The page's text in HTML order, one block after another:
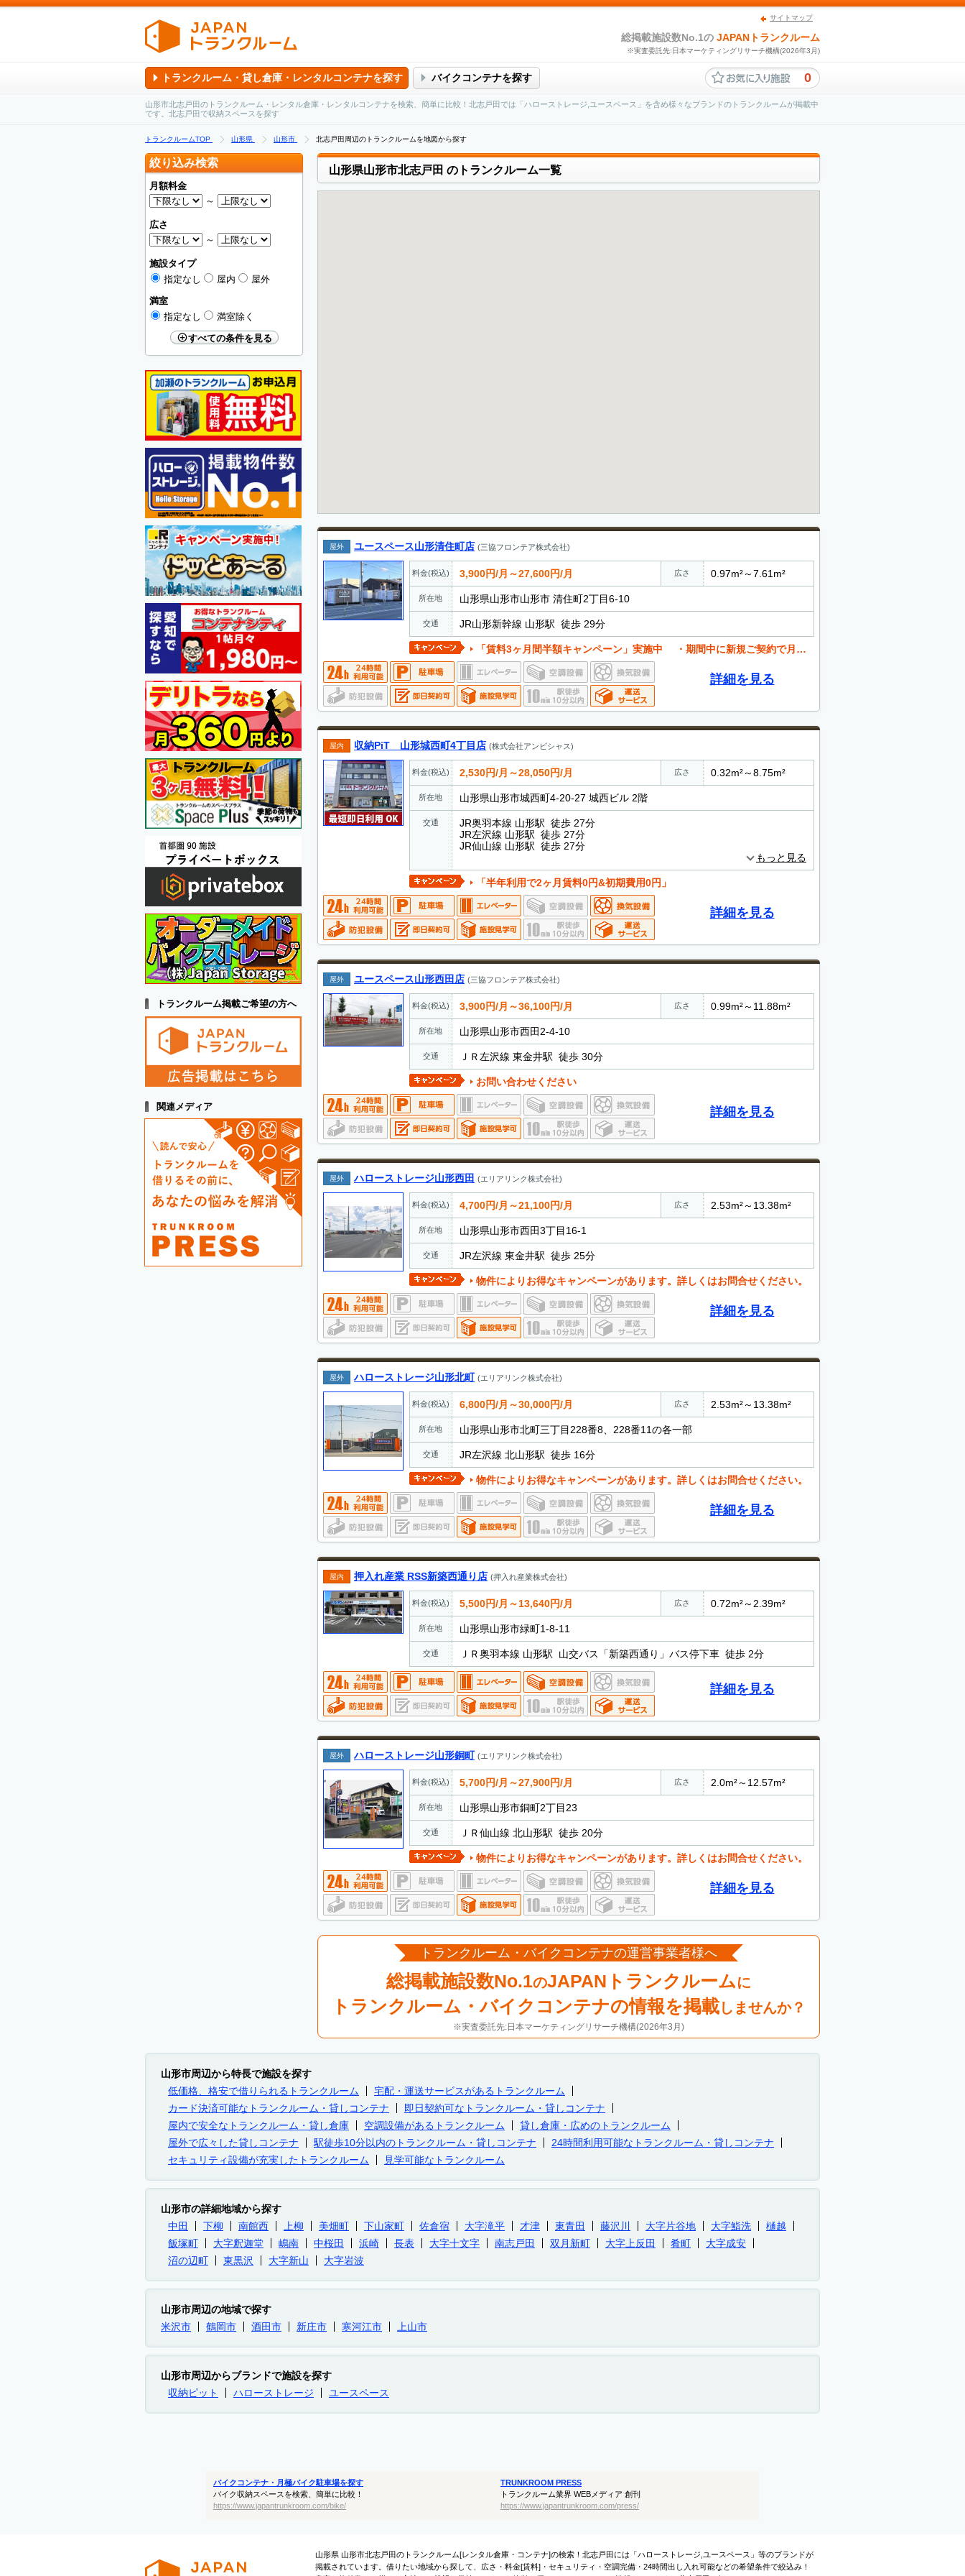
サイトマップ
総掲載施設数No.1の JAPANトランクルーム
※実査委託先:日本マーケティングリサーチ機構(2026年3月)
トランクルーム・貸し倉庫・レンタルコンテナを探す バイクコンテナを探す 0
山形市北志戸田のトランクルーム・レンタル倉庫・レンタルコンテナを検索、簡単に比較！北志戸田では「ハローストレージ,ユースペース」を含め様々なブランドのトランクルームが掲載中
です。北志戸田で収納スペースを探す
トランクルームTOP 山形県 山形市 北志戸田周辺のトランクルームを地図から探す
山形県山形市北志戸田 のトランクルーム一覧
屋外 ユースペース山形清住町店 (三協フロンテア株式会社)
料金(税込) 3,900円/月～27,600円/月 広さ 0.97m²～7.61m²
所在地 山形県山形市山形市 清住町2丁目6-10
交通 JR山形新幹線 山形駅 徒歩 29分
「賃料3ヶ月間半額キャンペーン」実施中 ・期間中に新規ご契約で月額賃料が半額、初めてご利用の方も安心です
詳細を見る
屋内 収納PiT 山形城西町4丁目店 (株式会社アンビシャス)
料金(税込) 2,530円/月～28,050円/月 広さ 0.32m²～8.75m²
所在地 山形県山形市城西町4-20-27 城西ビル 2階
交通
JR奥羽本線 山形駅 徒歩 27分
JR左沢線 山形駅 徒歩 27分
JR仙山線 山形駅 徒歩 27分
もっと見る
「半年利用で2ヶ月賃料0円&初期費用0円」
詳細を見る
屋外 ユースペース山形西田店 (三協フロンテア株式会社)
料金(税込) 3,900円/月～36,100円/月 広さ 0.99m²～11.88m²
所在地 山形県山形市西田2-4-10
交通 ＪＲ左沢線 東金井駅 徒歩 30分
お問い合わせください
詳細を見る
屋外 ハローストレージ山形西田 (エリアリンク株式会社)
料金(税込) 4,700円/月～21,100円/月 広さ 2.53m²～13.38m²
所在地 山形県山形市西田3丁目16-1
交通 JR左沢線 東金井駅 徒歩 25分
物件によりお得なキャンペーンがあります。詳しくはお問合せください。
詳細を見る
屋外 ハローストレージ山形北町 (エリアリンク株式会社)
料金(税込) 6,800円/月～30,000円/月 広さ 2.53m²～13.38m²
所在地 山形県山形市北町三丁目228番8、228番11の各一部
交通 JR左沢線 北山形駅 徒歩 16分
物件によりお得なキャンペーンがあります。詳しくはお問合せください。
詳細を見る
屋内 押入れ産業 RSS新築西通り店 (押入れ産業株式会社)
料金(税込) 5,500円/月～13,640円/月 広さ 0.72m²～2.39m²
所在地 山形県山形市緑町1-8-11
交通 ＪＲ奥羽本線 山形駅 山交バス「新築西通り」バス停下車 徒歩 2分
詳細を見る
屋外 ハローストレージ山形銅町 (エリアリンク株式会社)
料金(税込) 5,700円/月～27,900円/月 広さ 2.0m²～12.57m²
所在地 山形県山形市銅町2丁目23
交通 ＪＲ仙山線 北山形駅 徒歩 20分
物件によりお得なキャンペーンがあります。詳しくはお問合せください。
詳細を見る
トランクルーム・バイクコンテナの運営事業者様へ
総掲載施設数No.1のJAPANトランクルームに
トランクルーム・バイクコンテナの情報を掲載しませんか？
※実査委託先:日本マーケティングリサーチ機構(2026年3月)
絞り込み検索
月額料金
～
広さ
～
施設タイプ
指定なし
屋内
屋外
満室
指定なし
満室除く
すべての条件を見る
トランクルーム掲載ご希望の方へ
関連メディア
山形市周辺から特長で施設を探す
低価格、格安で借りられるトランクルーム
宅配・運送サービスがあるトランクルーム
カード決済可能なトランクルーム・貸しコンテナ
即日契約可なトランクルーム・貸しコンテナ
屋内で安全なトランクルーム・貸し倉庫
空調設備があるトランクルーム
貸し倉庫・広めのトランクルーム
屋外で広々した貸しコンテナ
駅徒歩10分以内のトランクルーム・貸しコンテナ
24時間利用可能なトランクルーム・貸しコンテナ
セキュリティ設備が充実したトランクルーム
見学可能なトランクルーム
山形市の詳細地域から探す
中田
下柳 南館西 上柳 美畑町 下山家町 佐倉宿 大字滝平 才津 東青田 藤沢川 大字片谷地 大字鮨洗
樋越
飯塚町
大字釈迦堂 嶋南 中桜田 浜崎 長表 大字十文字 南志戸田 双月新町 大字上反田 肴町
大字成安
沼の辺町
東黒沢 大字新山 大字岩波
山形市周辺の地域で探す
米沢市
鶴岡市 酒田市 新庄市 寒河江市 上山市
山形市周辺からブランドで施設を探す
収納ピット
ハローストレージ ユースペース
バイクコンテナ・月極バイク駐車場を探す
バイク収納スペースを検索、簡単に比較！
https://www.japantrunkroom.com/bike/
TRUNKROOM PRESS
トランクルーム業界 WEBメディア 創刊
https://www.japantrunkroom.com/press/
山形県 山形市北志戸田のトランクルーム[レンタル倉庫・コンテナ]の検索！北志戸田には「ハローストレージ,ユースペース」等のブランドが
掲載されています。借りたい地域から探して、広さ・料金[賃料]・セキュリティ・空調完備・24時間出し入れ可能などの希望条件で絞込み！